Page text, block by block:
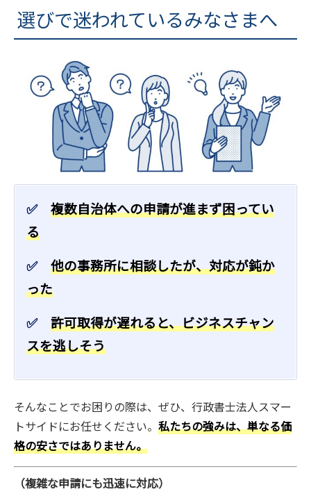
選びで迷われているみなさまへ
✅ 複数自治体への申請が進まず困ってい
る
✅ 他の事務所に相談したが、対応が鈍か
った
✅ 許可取得が遅れると、ビジネスチャン
スを逃しそう
そんなことでお困りの際は、ぜひ、行政書士法人スマー
トサイドにお任せください。 私たちの強みは、単なる価
格の安さではありません。
（複雑な申請にも迅速に対応）